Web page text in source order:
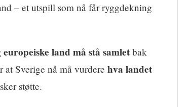
– et utspill som nå får ryggdekning
europeiske land må stå samlet bak
Sverige nå må vurdere hva landet
støtte.